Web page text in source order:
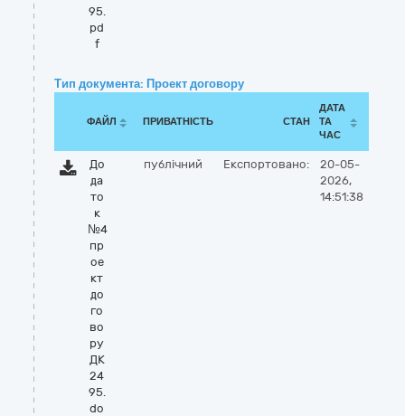
95.
pd
f
Тип документа: Проект договору
ФАЙЛ ПРИВАТНІСТЬ СТАН
ДАТА
ТА
ЧАС
До
да
то
к
№4
пр
ое
кт
до
го
во
ру
ДК
24
95.
do
публічний Експортовано:
20-05-
2026,
14:51:38